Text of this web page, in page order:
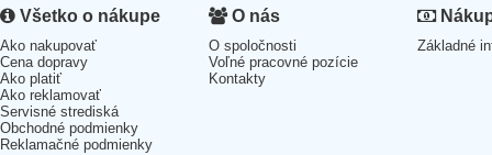
Všetko o nákupe
Ako nakupovať
Cena dopravy
Ako platiť
Ako reklamovať
Servisné strediská
Obchodné podmienky
Reklamačné podmienky
O nás
O spoločnosti
Voľné pracovné pozície
Kontakty
Základné